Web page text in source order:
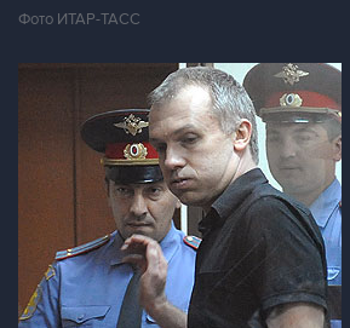
Фото ИТАР-ТАСС